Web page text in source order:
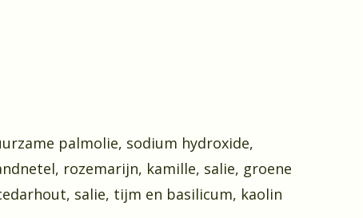
palmolie, sodium hydroxide,
rozemarijn, kamille, salie, groene
salie, tijm en basilicum, kaolin